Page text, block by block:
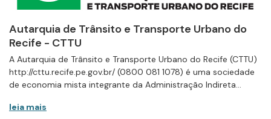
Autarquia de Trânsito e Transporte Urbano do
Recife - CTTU
A Autarquia de Trânsito e Transporte Urbano do Recife (CTTU)
http://cttu.recife.pe.gov.br/ (0800 081 1078) é uma sociedade
de economia mista integrante da Administração Indireta...
leia mais